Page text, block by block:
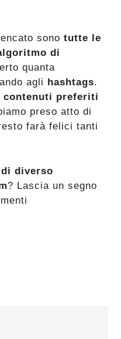
sonotutte le
di
quanta
agli hashtags.
contenuti preferiti
preso atto di
farà felici tanti
diverso
? Lascia un segno